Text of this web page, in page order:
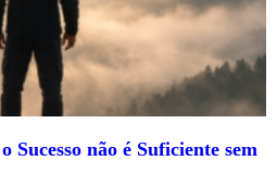
Sucesso não é Suficiente sem